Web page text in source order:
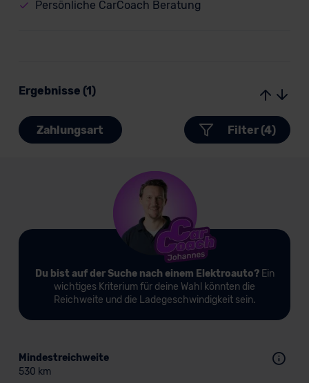
Persönliche CarCoach Beratung
Ergebnisse (1)
Zahlungsart Filter (4)
Mindestreichweite
530 km
Du bist auf der Suche nach einem Elektroauto?Ein
wichtiges Kriterium für deine Wahl könnten die
Reichweite und die Ladegeschwindigkeit sein.